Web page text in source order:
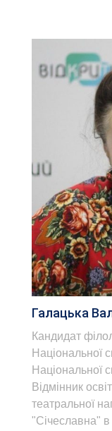
Галацька
Кандидат
Національної
Національної
Відмінник
театральної
"Січеславна" в